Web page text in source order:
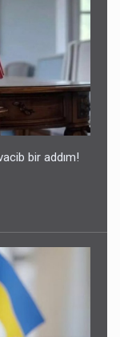
bir addım!